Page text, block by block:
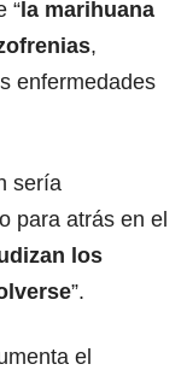
“la marihuana
,
enfermedades
sería
para atrás en el
los
”.
el